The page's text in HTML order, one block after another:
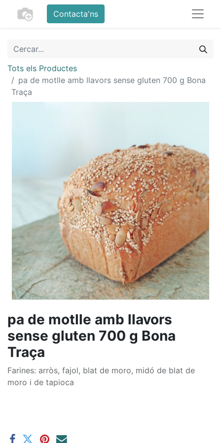
Contacta'ns
Tots els Productes
pa de motlle amb llavors sense gluten 700 g Bona
Traça
pa de motlle amb llavors
sense gluten 700 g Bona
Traça
Farines: arròs, fajol, blat de moro, midó de blat de
moro i de tapioca